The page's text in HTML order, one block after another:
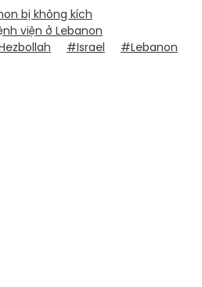
bị không kích
viện ở Lebanon
#Israel
#Lebanon